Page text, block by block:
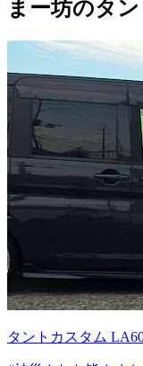
まー坊のタ
タントカスタム